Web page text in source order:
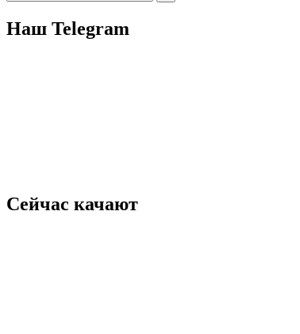
for:
Наш Telegram
Сейчас качают